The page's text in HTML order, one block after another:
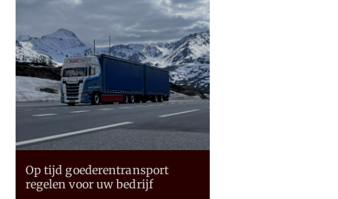
Op tijd goederentransport
regelen voor uw bedrijf